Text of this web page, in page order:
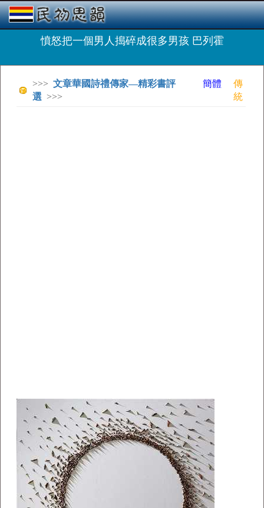
憤怒把一個男人搗碎成很多男孩 巴列霍
>>> 文章華國詩禮傳家—精彩書評
選 >>>
簡體
傳
統